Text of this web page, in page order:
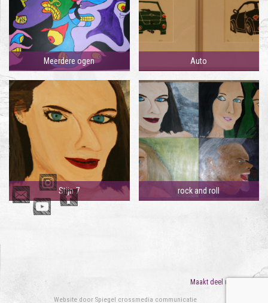
Meerdere ogen Auto
Stijn 7 rock and roll
Maakt deel uit van
Website door Spiegel crossmedia communicatie